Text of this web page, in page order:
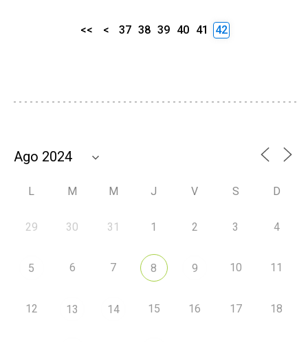
<< < 37 38 39 40 41 42
L M M J V S D
29 30 31 1 2 3 4
5 6 7 8 9 10 11
12 13 14 15 16 17 18